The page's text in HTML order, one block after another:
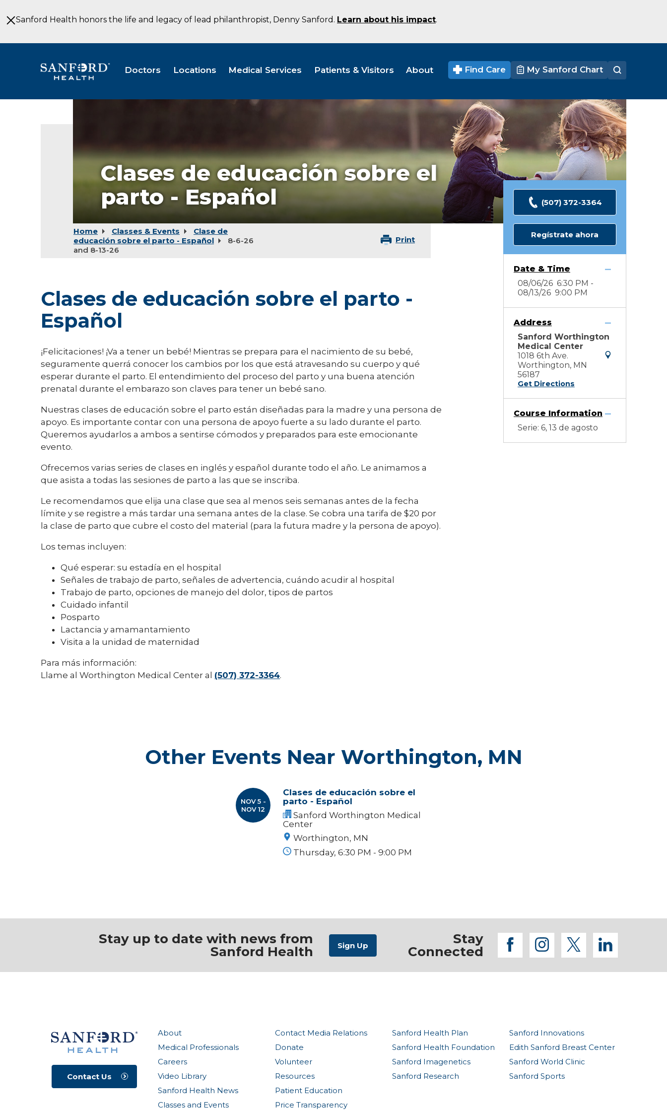
to
MainSanford Health honors the life and legacy of lead philanthropist, Denny Sanford. Learn about his impact.
Doctors Locations Medical Services Patients & Visitors About Find Care My Sanford Chart
Clases de educación sobre el
parto - Español
Home Classes & Events
Clase de
educación sobre el parto - Español
8-6-26
and 8-13-26
Print
Clases de educación sobre el parto -
Español
¡Felicitaciones! ¡Va a tener un bebé! Mientras se prepara para el nacimiento de su bebé,
seguramente querrá conocer los cambios por los que está atravesando su cuerpo y qué
esperar durante el parto. El entendimiento del proceso del parto y una buena atención
prenatal durante el embarazo son claves para tener un bebé sano.
Nuestras clases de educación sobre el parto están diseñadas para la madre y una persona de
apoyo. Es importante contar con una persona de apoyo fuerte a su lado durante el parto.
Queremos ayudarlos a ambos a sentirse cómodos y preparados para este emocionante
evento.
Ofrecemos varias series de clases en inglés y español durante todo el año. Le animamos a
que asista a todas las sesiones de parto a las que se inscriba.
Le recomendamos que elija una clase que sea al menos seis semanas antes de la fecha
límite y se registre a más tardar una semana antes de la clase. Se cobra una tarifa de $20 por
la clase de parto que cubre el costo del material (para la futura madre y la persona de apoyo).
Los temas incluyen:
Qué esperar: su estadía en el hospital
Señales de trabajo de parto, señales de advertencia, cuándo acudir al hospital
Trabajo de parto, opciones de manejo del dolor, tipos de partos
Cuidado infantil
Posparto
Lactancia y amamantamiento
Visita a la unidad de maternidad
Para más información:
Llame al Worthington Medical Center al (507) 372-3364.
(507) 372-3364
Regístrate ahora
Date & Time
08/06/26 6:30 PM -
08/13/26 9:00 PM
Address
Sanford Worthington
Medical Center
1018 6th Ave.
Worthington, MN
56187
Get Directions
Course Information
Serie: 6, 13 de agosto
Other Events Near Worthington, MN
NOV 5 -
NOV 12
Clases de educación sobre el
parto - Español
Sanford Worthington Medical
Center
Worthington, MN
Thursday, 6:30 PM - 9:00 PM
Stay up to date with news from
Sanford Health
Stay
Connected
facebook
instagram
twitter
About
Medical Professionals
Careers
Video Library
Sanford Health News
Classes and Events
Contact Media Relations
Donate
Volunteer
Resources
Patient Education
Price Transparency
Sanford Health Plan
Sanford Health Foundation
Sanford Imagenetics
Sanford Research
Sanford Innovations
Edith Sanford Breast Center
Sanford World Clinic
Sanford Sports
Contact Us